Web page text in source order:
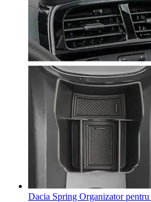
Dacia Spring Organizator pentru